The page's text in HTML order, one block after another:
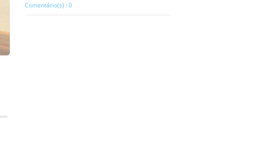
Comentário(s) : 0